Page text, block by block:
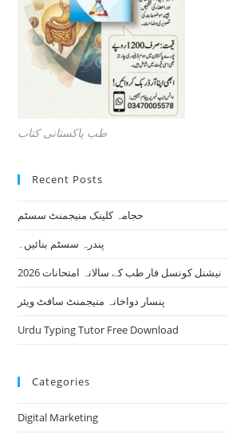
طب پاکستانی کتاب
Recent Posts
حجامہ کلینک منیجمنٹ سسٹم
پندرہ سسٹم بنائیں۔
نیشنل کونسل فار طب کے سالانہ امتحانات 2026
پنسار دواخانہ منیجمنٹ سافٹ ویئر
Urdu Typing Tutor Free Download
Categories
Digital Marketing